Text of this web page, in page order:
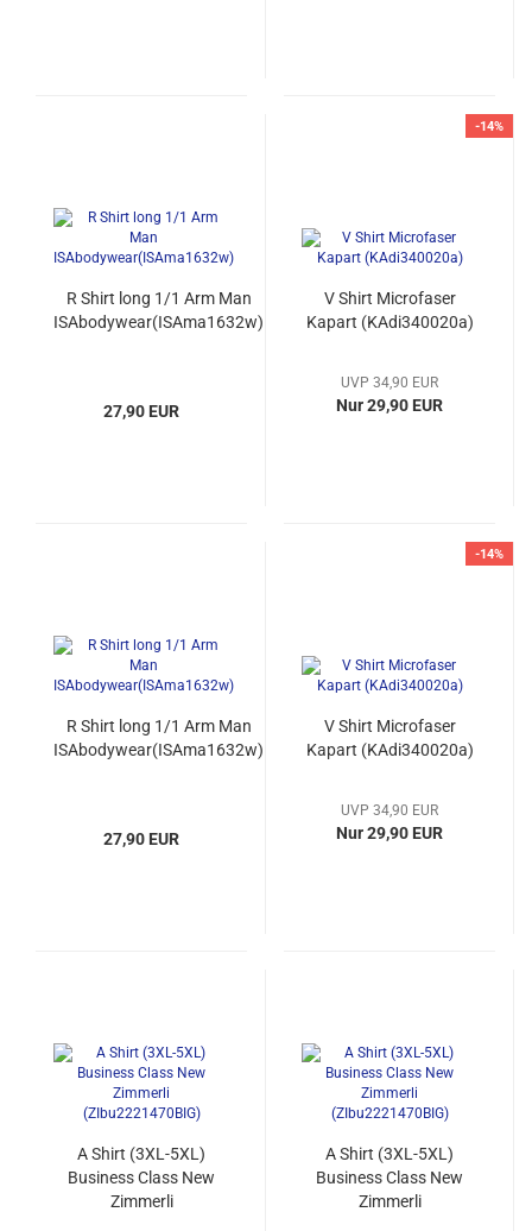
R Shirt long 1/1 Arm Man
ISAbodywear(ISAma1632w)
27,90 EUR
-14%
V Shirt Microfaser
Kapart (KAdi340020a)
UVP 34,90 EUR
Nur 29,90 EUR
R Shirt long 1/1 Arm Man
ISAbodywear(ISAma1632w)
27,90 EUR
-14%
V Shirt Microfaser
Kapart (KAdi340020a)
UVP 34,90 EUR
Nur 29,90 EUR
A Shirt (3XL-5XL)
Business Class New
Zimmerli
A Shirt (3XL-5XL)
Business Class New
Zimmerli